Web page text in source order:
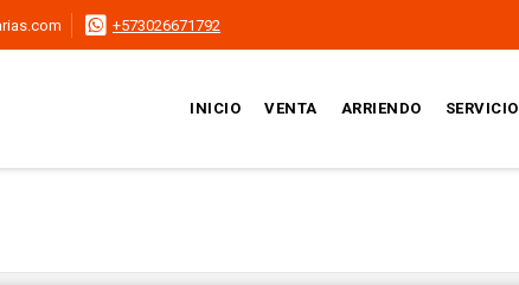
+573026671792
INICIO VENTA ARRIENDO SERVICIO